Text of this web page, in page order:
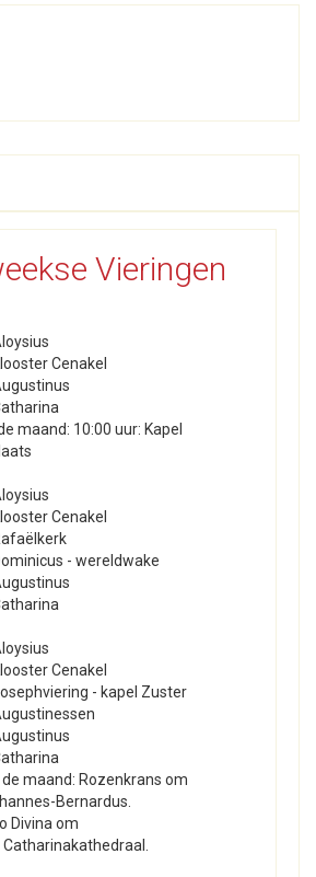
Vieringen
Cenakel
maand: 10:00 uur: Kapel
Cenakel
- wereldwake
Cenakel
- kapel Zuster
maand: Rozenkrans om
Bernardus.
Divina om